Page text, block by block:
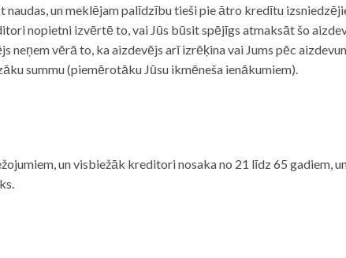
naudas, un meklējam palīdzību tieši pie ātro kredītu
nopietni izvērtē to, vai Jūs būsit spējīgs atmaksāt šo
neņem vērā to, ka aizdevējs arī izrēķina vai Jums pēc
summu (piemērotāku Jūsu ikmēneša ienākumiem).
un visbiežāk kreditori nosaka no 21 līdz 65 gadiem,